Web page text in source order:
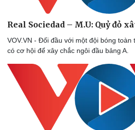
Real Sociedad – M.U: Quỷ đỏ
VOV.VN - Đối đầu với một đội bóng toàn
có cơ hội để xây chắc ngôi đầu bảng A.